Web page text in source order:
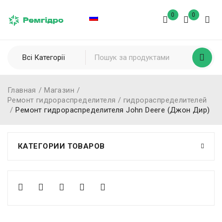
0 0
Главная / Магазин /
Ремонт гидрораспределителя / гидрораспределителей
/ Ремонт гидрораспределителя John Deere (Джон Дир)
КАТЕГОРИИ ТОВАРОВ